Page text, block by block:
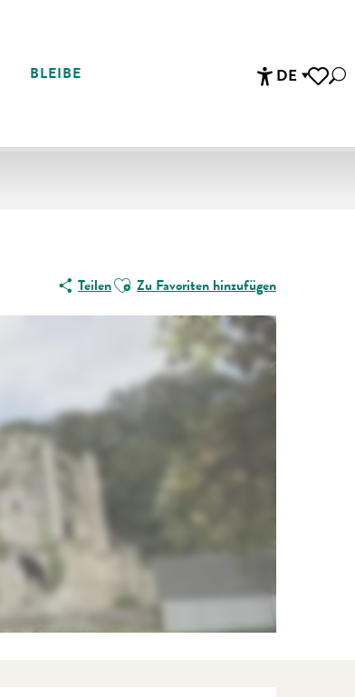
DE
BLEIBE
TeilenAjouter aux favoris
Zu Favoriten hinzufügen